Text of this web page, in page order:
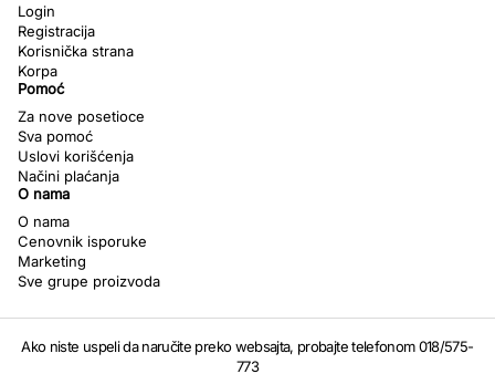
Login
Registracija
Korisnička strana
Korpa
Pomoć
Za nove posetioce
Sva pomoć
Uslovi korišćenja
Načini plaćanja
O nama
O nama
Cenovnik isporuke
Marketing
Sve grupe proizvoda
Ako niste uspeli da naručite preko websajta, probajte telefonom 018/575-
773